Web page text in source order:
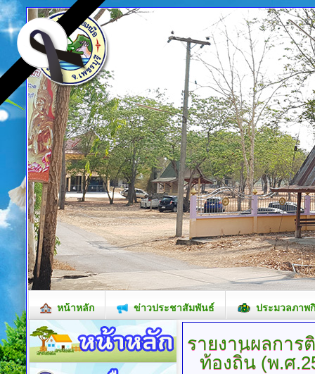
หน้าหลัก ข่าวประชาสัมพันธ์ ประมวลภาพ
รายงานผลกา
ท้องถิ่น(พ.ศ